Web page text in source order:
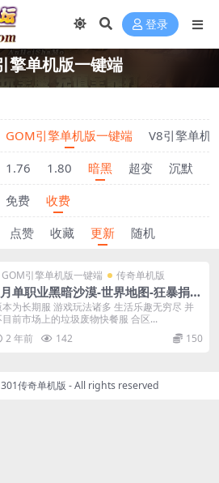
登录
擎单机版一键端
GOM引擎单机版一键端
V8引擎单机
1.76 1.80 暗黑 超变 沉默
免费
收费
点赞 收藏 更新 随机
GOM引擎单机版一键端 传奇单机版
单职业黑暗沙漠-世界地图-狂暴捐献
体-附带GM后台一键端
本为长期服 游戏玩法诸多 生活乐趣无穷尽 并
目前市场上的垃圾废物快餐服 合区...
2 年前
142 150
301传奇单机版 - All rights reserved